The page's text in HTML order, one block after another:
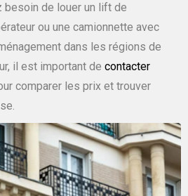
besoin de louer un lift de
ou une camionnette avec
dans les régions de
il est important de contacter
comparer les prix et trouver